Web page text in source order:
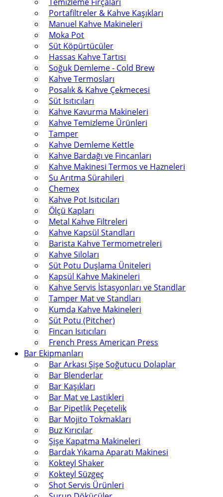
Portafiltreler & Kahve Kaşıkları
Manuel Kahve Makineleri
Moka Pot
Süt Köpürtücüler
Hassas Kahve Tartısı
Soğuk Demleme - Cold Brew
Kahve Termosları
Posalık & Kahve Çekmecesi
Süt Isıtıcıları
Kahve Kavurma Makineleri
Kahve Temizleme Ürünleri
Tamper
Kahve Demleme Kettle
Kahve Bardağı ve Fincanları
Kahve Makinesi Termos ve Hazneleri
Su Arıtma Sürahileri
Chemex
Kahve Pot Isıtıcıları
Ölçü Kapları
Metal Kahve Filtreleri
Kahve Kapsül Standları
Barista Kahve Termometreleri
Kahve Siloları
Süt Potu Duşlama Üniteleri
Kapsül Kahve Makineleri
Kahve Servis İstasyonları ve Standlar
Tamper Mat ve Standları
Kumda Kahve Makineleri
Süt Potu (Pitcher)
Fincan Isıtıcıları
French Press American Press
Bar Ekipmanları
Bar Arkası Şişe Soğutucu Dolaplar
Bar Blenderlar
Bar Kaşıkları
Bar Mat ve Lastikleri
Bar Pipetlik Peçetelik
Bar Mojito Tokmakları
Buz Kırıcılar
Şişe Kapatma Makineleri
Bardak Yıkama Aparatı Makinesi
Kokteyl Shaker
Kokteyl Süzgeç
Shot Servis Ürünleri